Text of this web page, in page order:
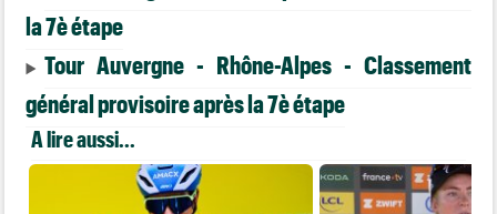
la 7è étape
Tour Auvergne - Rhône-Alpes - Classement
général provisoire après la 7è étape
A lire aussi...